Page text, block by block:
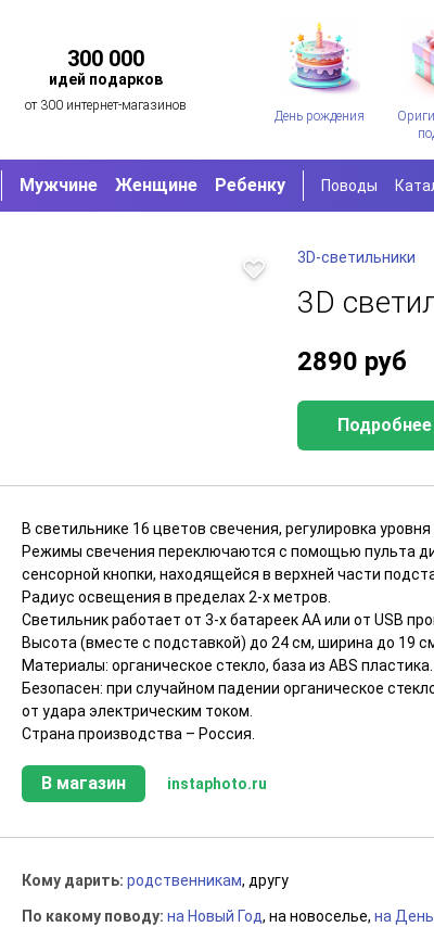
300 000
идей подарков
от 300 интернет-магазинов
День рождения
Мужчине Женщине Ребенку Поводы
3D-светильники
3D
2890 руб
Подробнее
В светильнике 16 цветов свечения, регулировка
Режимы свечения переключаются с помощью пульта
сенсорной кнопки, находящейся в верхней части
Радиус освещения в пределах 2-х метров.
Светильник работает от 3-х батареек АА или от USB
Высота (вместе с подставкой) до 24 см, ширина до 19
Материалы: органическое стекло, база из ABS пластика.
Безопасен: при случайном падении органическое
от удара электрическим током.
Страна производства – Россия.
В магазин instaphoto.ru
Кому дарить:родственникам, другу
По какому поводу:на Новый Год, на новоселье,на